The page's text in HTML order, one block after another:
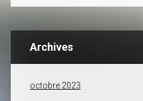
Archives
octobre 2023